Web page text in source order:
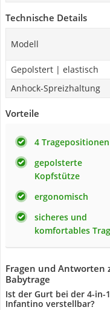
Technische Details
Modell
Gepolstert | elastisch
Anhock-Spreizhaltung
Vorteile
4 Tragepositionen
gepolsterte
Kopfstütze
ergonomisch
sicheres und
komfortables
Fragen und Antworten
Babytrage
Ist der Gurt bei der 4-in-
Infantino verstellbar?